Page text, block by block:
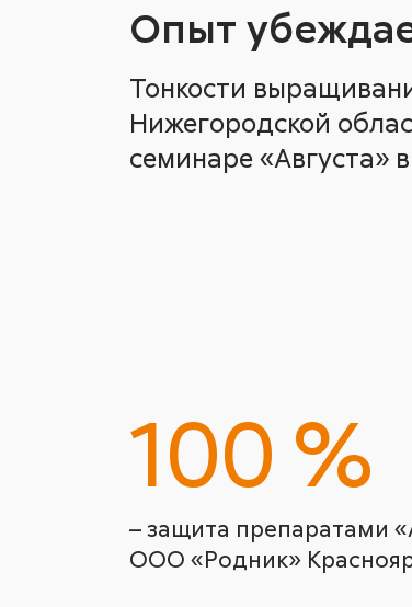
Опыт
Тонкости
Нижегородской
семинаре «Августа»
100 %
– защита препаратами
ООО «Родник»